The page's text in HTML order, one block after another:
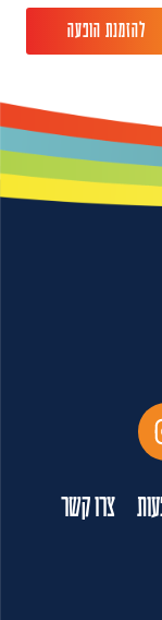
להזמנת הופעה
גיורא זינגר 31.07.26-
צרו קשר